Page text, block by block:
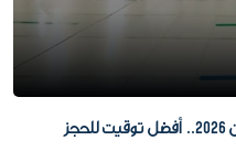
طريقة عمل عمرة بأقل تكلفة للمصريين 2026.. أفضل توقيت للحجز